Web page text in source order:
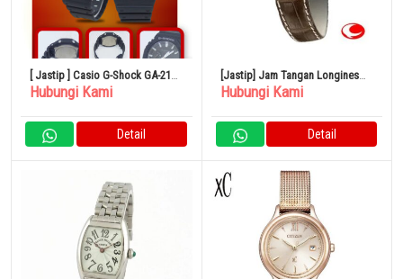
[ Jastip ] Casio G-Shock GA-2100
Japan
Hubungi Kami
Detail
[Jastip] Jam Tangan Longines
Evidenza Pemutar Otomatis
Hubungi Kami
Detail